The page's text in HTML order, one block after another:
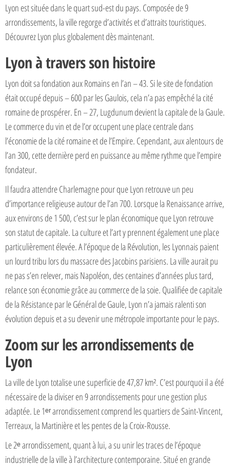
Lyon est située dans le quart sud-est du pays. Composée de 9
arrondissements, la ville regorge d’activités et d’attraits touristiques.
Découvrez Lyon plus globalement dès maintenant.
Lyon à travers son histoire
Lyon doit sa fondation aux Romains en l’an – 43. Si le site de fondation
était occupé depuis – 600 par les Gaulois, cela n’a pas empêché la cité
romaine de prospérer. En – 27, Lugdunum devient la capitale de la Gaule.
Le commerce du vin et de l’or occupent une place centrale dans
l’économie de la cité romaine et de l’Empire. Cependant, aux alentours de
l’an 300, cette dernière perd en puissance au même rythme que l’empire
fondateur.
Il faudra attendre Charlemagne pour que Lyon retrouve un peu
d’importance religieuse autour de l’an 700. Lorsque la Renaissance arrive,
aux environs de 1 500, c’est sur le plan économique que Lyon retrouve
son statut de capitale. La culture et l’art y prennent également une place
particulièrement élevée. A l’époque de la Révolution, les Lyonnais paient
un lourd tribu lors du massacre des Jacobins parisiens. La ville aurait pu
ne pas s’en relever, mais Napoléon, des centaines d’années plus tard,
relance son économie grâce au commerce de la soie. Qualifiée de capitale
de la Résistance par le Général de Gaule, Lyon n’a jamais ralenti son
évolution depuis et a su devenir une métropole importante pour le pays.
Zoom sur les arrondissements de
Lyon
La ville de Lyon totalise une superficie de 47,87 km². C’est pourquoi il a été
nécessaire de la diviser en 9 arrondissements pour une gestion plus
adaptée. Le 1ᵉʳ arrondissement comprend les quartiers de Saint-Vincent,
Terreaux, la Martinière et les pentes de la Croix-Rousse.
Le 2ᵉ arrondissement, quant à lui, a su unir les traces de l’époque
industrielle de la ville à l’architecture contemporaine. Situé en grande